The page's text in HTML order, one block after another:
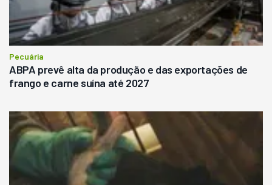
Pecuária
ABPA prevê alta da produção e das exportações de
frango e carne suína até 2027